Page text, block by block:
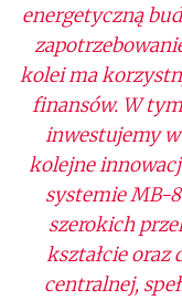
energetyczną
kolei ma
finansów. W
inwestujemy
kolejne
systemie MB-
szerokich
kształcie
centralnej,